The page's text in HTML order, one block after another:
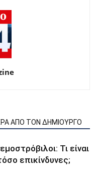
ΑΠΟ ΤΟΝ ΔΗΜΙΟΥΡΓΟ
Τι είναι
επικίνδυνες;